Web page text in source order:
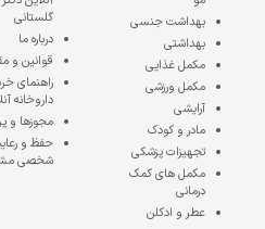
بهداشت جنسی
بهداشتی
مکمل غذایی
مکمل ورزشی
آرایشی
مادر و کودک
تجهیزات پزشکی
مکمل های کمک
درمانی
عطر و ادکلن
گلستانی
درباره ما
قوانین و
راهنمای
داروخانه
مجوزها و
حفظ و
شخصی